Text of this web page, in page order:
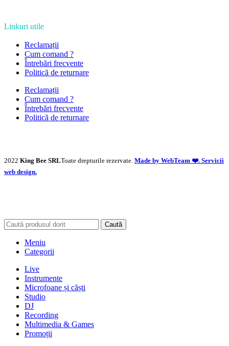
Linkuri utile
Reclamații
Cum comand ?
Întrebări frecvente
Politică de returnare
Reclamații
Cum comand ?
Întrebări frecvente
Politică de returnare
2022 King Bee SRLToate drepturile rezervate. Made by WebTeam ❤️. Servicii
web design.
Caută
Meniu
Categorii
Live
Instrumente
Microfoane și căști
Studio
DJ
Recording
Multimedia & Games
Promoții